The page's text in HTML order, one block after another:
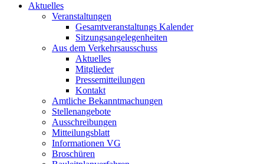
Aktuelles
Veranstaltungen
Gesamtveranstaltungs Kalender
Sitzungsangelegenheiten
Aus dem Verkehrsausschuss
Aktuelles
Mitglieder
Pressemitteilungen
Kontakt
Amtliche Bekanntmachungen
Stellenangebote
Ausschreibungen
Mitteilungsblatt
Informationen VG
Broschüren